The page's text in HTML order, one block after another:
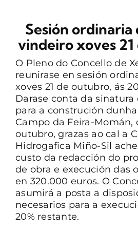
Sesión ordinaria
vindeiro xoves
O Pleno do Concello de
reunirase en sesión
xoves 21 de outubro, ás
Darase conta da sinatura
para a construción
Campo da Feira-Momán,
outubro, grazas ao cal a
Hidrogafica Miño-Sil
custo da redacción do
de obra e execución das
en 320.000 euros. O
asumirá a posta a
necesarios para a
20% restante.